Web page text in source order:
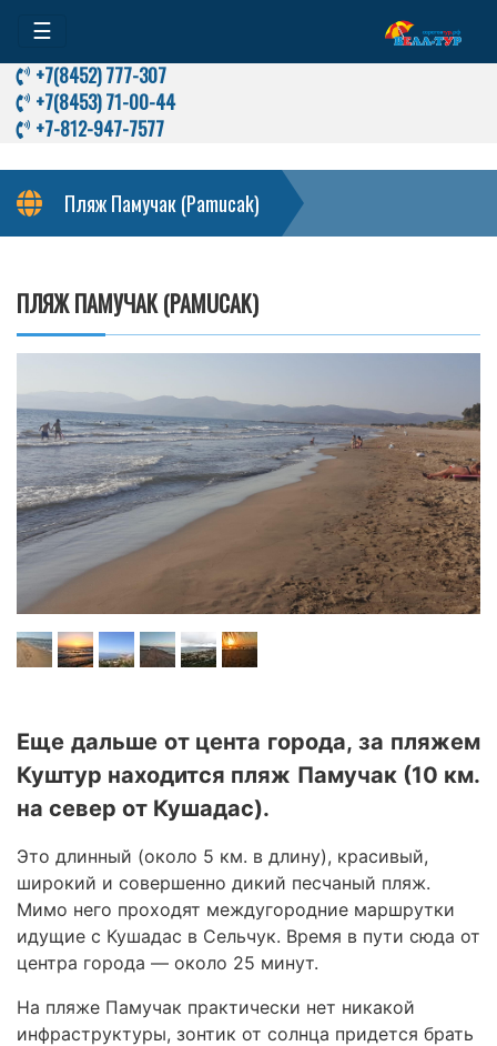
☰
+7(8452) 777-307
+7(8453) 71-00-44
+7-812-947-7577
Пляж Памучак (Pamucak)
ПЛЯЖ ПАМУЧАК (PAMUCAK)
Еще дальше от цента города, за пляжем
Куштур находится пляж Памучак (10 км.
на север от Кушадас).
Это длинный (около 5 км. в длину), красивый,
широкий и совершенно дикий песчаный пляж.
Мимо него проходят междугородние маршрутки
идущие с Кушадас в Сельчук. Время в пути сюда от
центра города — около 25 минут.
На пляже Памучак практически нет никакой
инфраструктуры, зонтик от солнца придется брать